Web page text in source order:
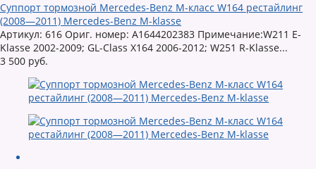
Суппорт тормозной Mercedes-Benz M-класс W164 рестайлинг
(2008—2011) Mercedes-Benz M-klasse
Артикул: 616 Ориг. номер: A1644202383 Примечание:W211 E-
Klasse 2002-2009; GL-Class X164 2006-2012; W251 R-Klasse...
3 500 руб.